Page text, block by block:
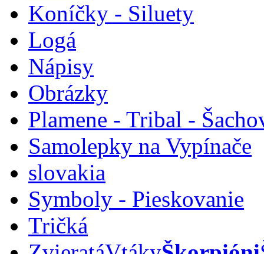
Koníčky - Siluety
Logá
Nápisy
Obrázky
Plamene - Tribal -
Samolepky na Vypínače
slovakia
Symboly - Pieskovanie
Tričká